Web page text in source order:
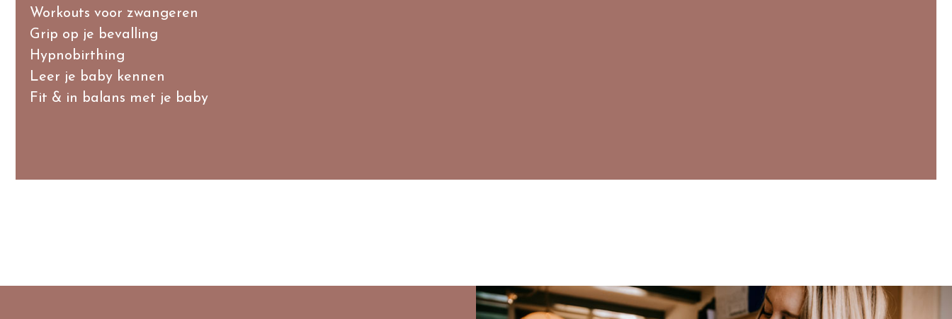
Workouts voor zwangeren
Grip op je bevalling
Hypnobirthing
Leer je baby kennen
Fit & in balans met je baby